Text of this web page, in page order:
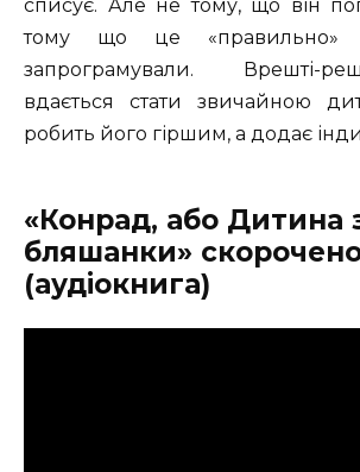
списує. Але не тому, що він
тому що це
запрограмували. Врешті-
вдається стати звичайною
робить його гіршим, а додає
«Конрад, або Дитина
бляшанки»
(аудіокнига)